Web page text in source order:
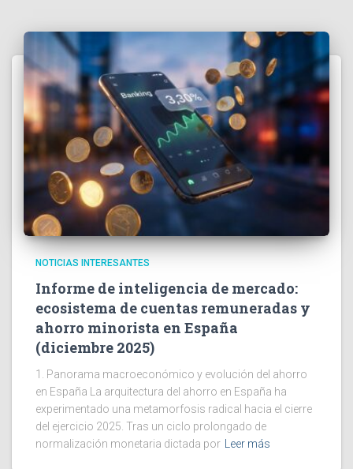
NOTICIAS INTERESANTES
Informe de inteligencia de mercado:
ecosistema de cuentas remuneradas y
ahorro minorista en España
(diciembre 2025)
1. Panorama macroeconómico y evolución del ahorro
en España La arquitectura del ahorro en España ha
experimentado una metamorfosis radical hacia el cierre
del ejercicio 2025. Tras un ciclo prolongado de
normalización monetaria dictada por
Leer más